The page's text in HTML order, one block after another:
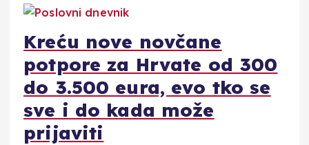
Kreću nove novčane
potpore za Hrvate od 300
do 3.500 eura, evo tko se
sve i do kada može
prijaviti